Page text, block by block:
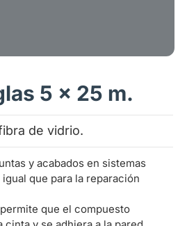
5 x 25 m.
de vidrio.
y acabados en sistemas
que para la reparación
que el compuesto